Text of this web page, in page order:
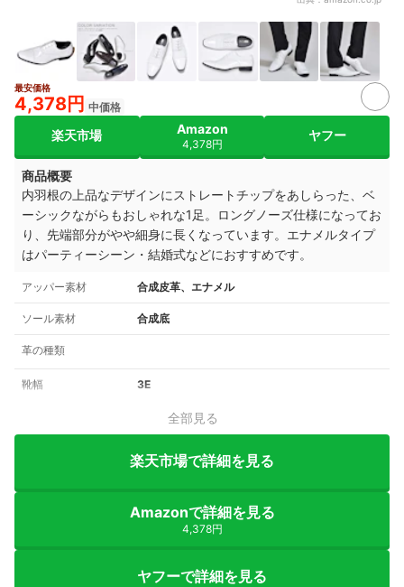
最安価格
4,378円 中価格
楽天市場 Amazon
4,378円
ヤフー
商品概要
内羽根の上品なデザインにストレートチップをあしらった、ベ
ーシックながらもおしゃれな1足。ロングノーズ仕様になってお
り、先端部分がやや細身に長くなっています。 エナメルタイプ
はパーティーシーン・結婚式などにおすすめです。
アッパー素材 合成皮革、エナメル
ソール素材 合成底
革の種類
靴幅 3E
全部見る
楽天市場で詳細を見る
Amazonで詳細を見る
4,378円
ヤフーで詳細を見る